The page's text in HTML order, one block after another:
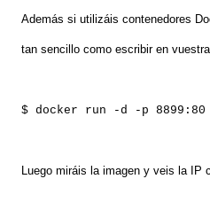
Además si utilizáis contenedores
tan sencillo como escribir en
$ docker run -d -p
Luego miráis la imagen y veis la IP